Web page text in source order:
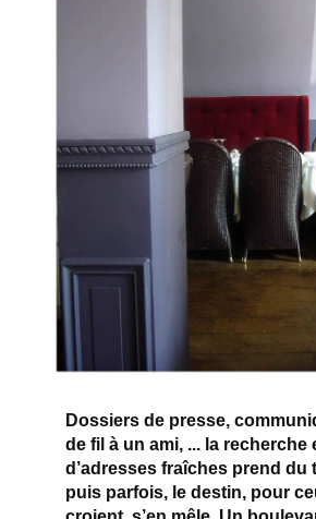
Dossiers de presse,
de fil à un ami, ... la recherche
d’adresses fraîches prend du
puis parfois, le destin, pour